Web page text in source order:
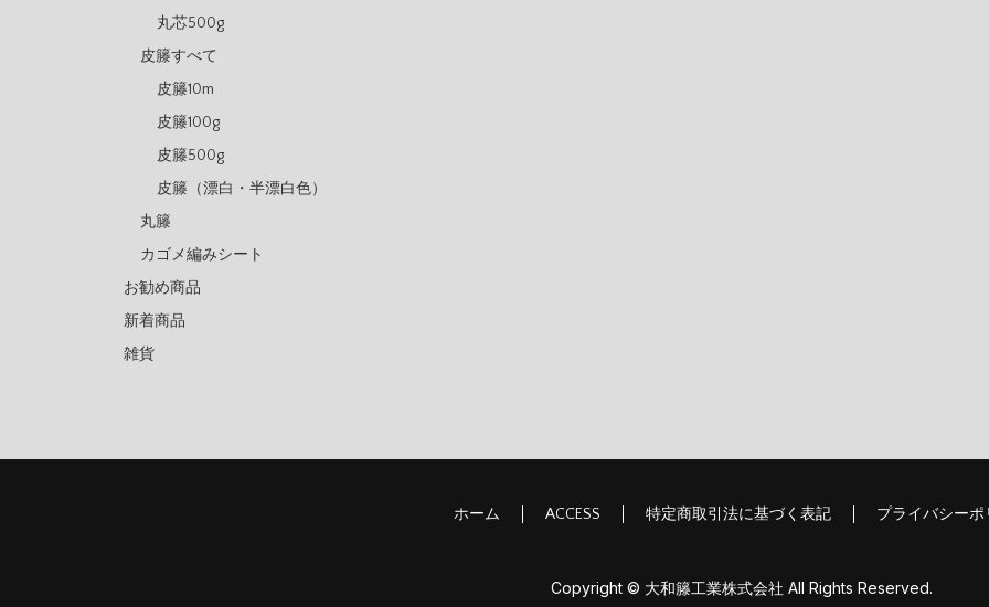
丸芯500g
皮籐すべて
皮籐10m
皮籐100g
皮籐500g
皮籐（漂白・半漂白色）
丸籐
カゴメ編みシート
お勧め商品
新着商品
雑貨
ホーム ACCESS 特定商取引法に基づく表記 プライバシーポ
Copyright © 大和籐工業株式会社 All Rights Reserved.